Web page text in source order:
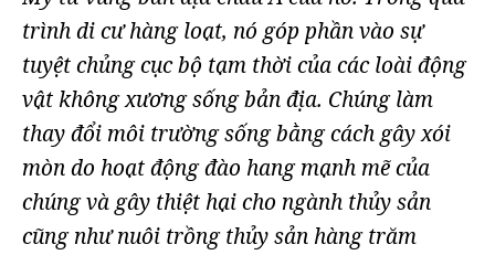
trình di cư hàng loạt, nó góp phần vào sự
tuyệt chủng cục bộ tạm thời của các loài động
vật không xương sống bản địa. Chúng làm
thay đổi môi trường sống bằng cách gây xói
mòn do hoạt động đào hang mạnh mẽ của
chúng và gây thiệt hại cho ngành thủy sản
cũng như nuôi trồng thủy sản hàng trăm